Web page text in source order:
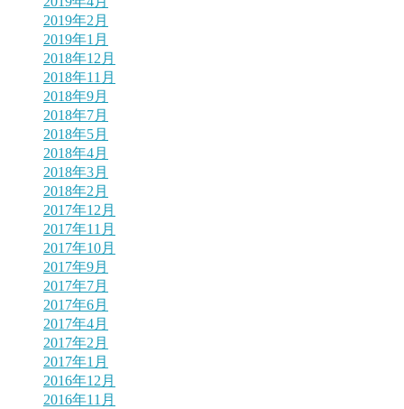
2019年2月
2019年1月
2018年12月
2018年11月
2018年9月
2018年7月
2018年5月
2018年4月
2018年3月
2018年2月
2017年12月
2017年11月
2017年10月
2017年9月
2017年7月
2017年6月
2017年4月
2017年2月
2017年1月
2016年12月
2016年11月